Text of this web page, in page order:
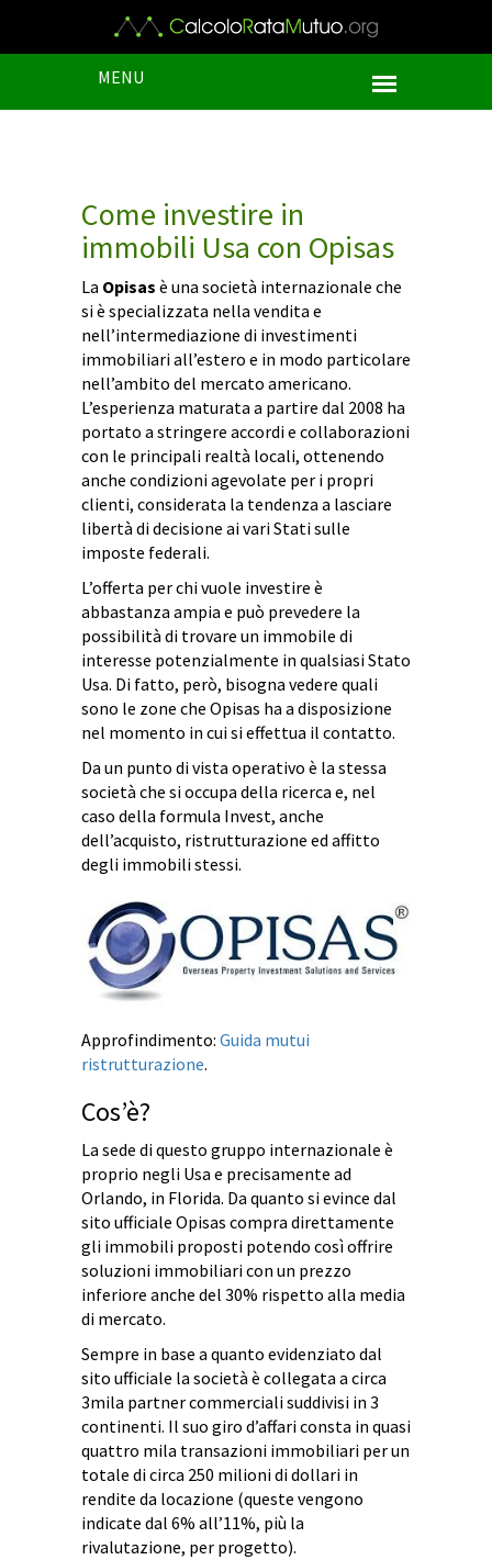
MENU
Come investire in
immobili Usa con Opisas
La Opisas è una società internazionale che
si è specializzata nella vendita e
nell’intermediazione di investimenti
immobiliari all’estero e in modo particolare
nell’ambito del mercato americano.
L’esperienza maturata a partire dal 2008 ha
portato a stringere accordi e collaborazioni
con le principali realtà locali, ottenendo
anche condizioni agevolate per i propri
clienti, considerata la tendenza a lasciare
libertà di decisione ai vari Stati sulle
imposte federali.
L’offerta per chi vuole investire è
abbastanza ampia e può prevedere la
possibilità di trovare un immobile di
interesse potenzialmente in qualsiasi Stato
Usa. Di fatto, però, bisogna vedere quali
sono le zone che Opisas ha a disposizione
nel momento in cui si effettua il contatto.
Da un punto di vista operativo è la stessa
società che si occupa della ricerca e, nel
caso della formula Invest, anche
dell’acquisto, ristrutturazione ed affitto
degli immobili stessi.
Approfindimento: Guida mutui
ristrutturazione.
Cos’è?
La sede di questo gruppo internazionale è
proprio negli Usa e precisamente ad
Orlando, in Florida. Da quanto si evince dal
sito ufficiale Opisas compra direttamente
gli immobili proposti potendo così offrire
soluzioni immobiliari con un prezzo
inferiore anche del 30% rispetto alla media
di mercato.
Sempre in base a quanto evidenziato dal
sito ufficiale la società è collegata a circa
3mila partner commerciali suddivisi in 3
continenti. Il suo giro d’affari consta in quasi
quattro mila transazioni immobiliari per un
totale di circa 250 milioni di dollari in
rendite da locazione (queste vengono
indicate dal 6% all’11%, più la
rivalutazione, per progetto).